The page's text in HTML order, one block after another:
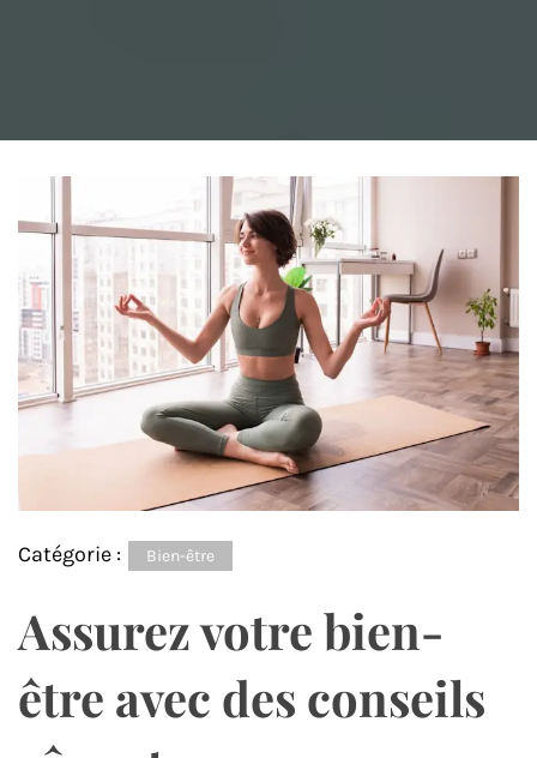
Catégorie : Bien-être
Assurez votre bien-
être avec des conseils